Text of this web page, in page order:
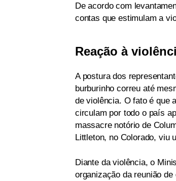
De acordo com
contas que estimulam a
Reação à
A postura dos
burburinho correu até
de violência. O fato é que
circulam por todo o país
massacre notório de
Littleton, no Colorado, viu
Diante da violência, o
organização da reunião